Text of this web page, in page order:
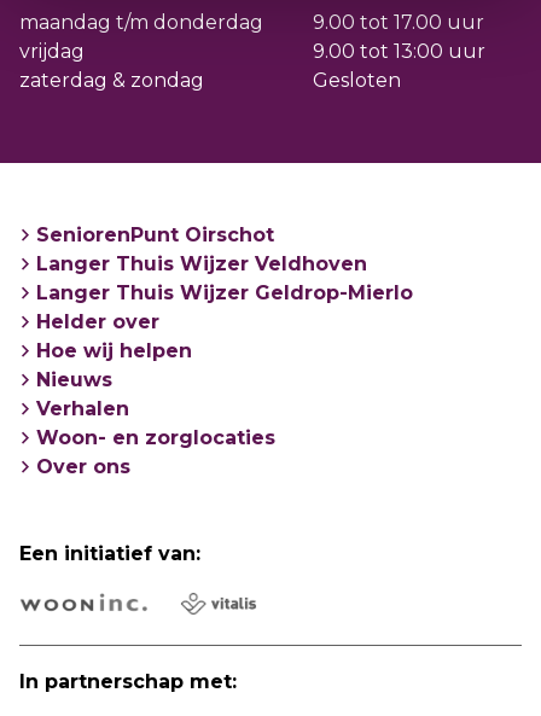
Adres: gebouw Veldwijzer, Sterrenlaan 15 in
Veldhoven
maandag t/m donderdag
9.00 tot 17.00 uur
vrijdag
9.00 tot 13:00 uur
zaterdag & zondag
Gesloten
SeniorenPunt Oirschot
Langer Thuis Wijzer Veldhoven
Langer Thuis Wijzer Geldrop-Mierlo
Helder over
Hoe wij helpen
Nieuws
Verhalen
Woon- en zorglocaties
Over ons
Een initiatief van:
In partnerschap met: